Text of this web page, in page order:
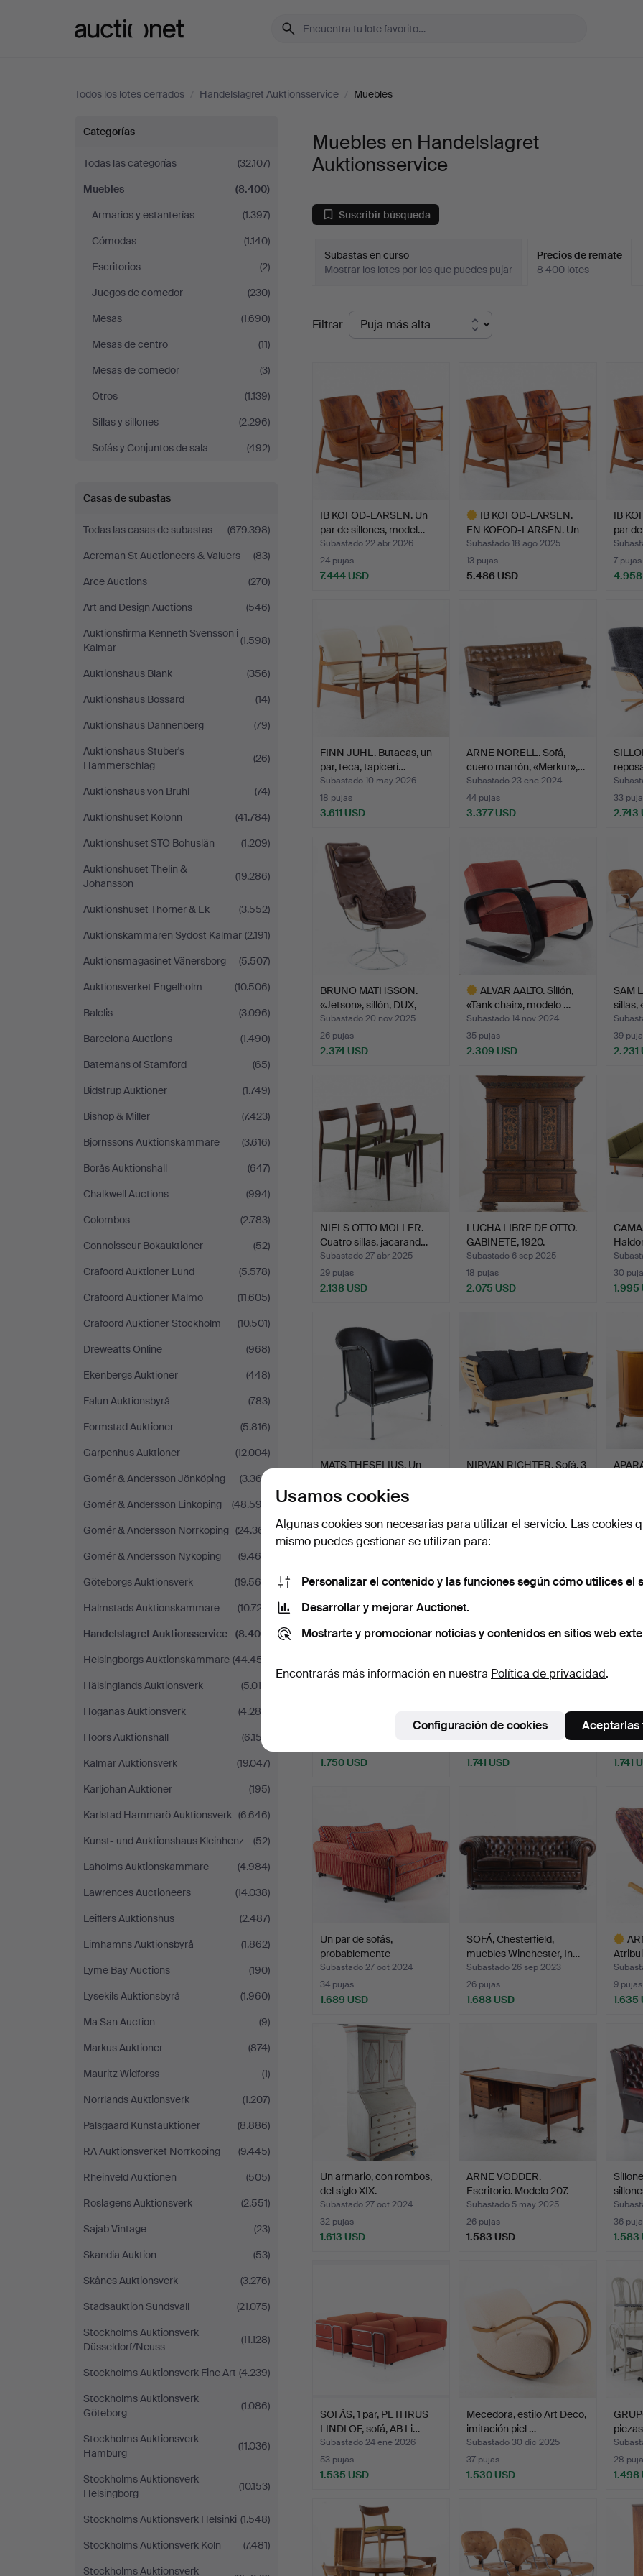
Todos los lotes cerrados / Handelslagret Auktionsservice / Muebles
Muebles
en
Handelslagret
Auktionsservice
Categorías
Todas las categorías
(32.107)
Muebles
(8.400)
Armarios y estanterías
(1.397)
Cómodas
(1.140)
Escritorios
(2)
Juegos de comedor
(230)
Mesas
(1.690)
Mesas de centro
(11)
Mesas de comedor
(3)
Otros
(1.139)
Sillas y sillones
(2.296)
Sofás y Conjuntos de sala
(492)
Casas de subastas
Todas las casas de subastas
(679.398)
Acreman St Auctioneers & Valuers
(83)
Arce Auctions
(270)
Art and Design Auctions
(546)
Auktionsfirma Kenneth Svensson i
Kalmar
(1.598)
Auktionshaus Blank
(356)
Auktionshaus Bossard
(14)
Auktionshaus Dannenberg
(79)
Auktionshaus Stuber's
Hammerschlag
(26)
Auktionshaus von Brühl
(74)
Auktionshuset Kolonn
(41.784)
Auktionshuset STO Bohuslän
(1.209)
Auktionshuset Thelin &
Johansson
(19.286)
Auktionshuset Thörner & Ek
(3.552)
Auktionskammaren Sydost Kalmar (2.191)
Auktionsmagasinet Vänersborg
(5.507)
Auktionsverket Engelholm
(10.506)
Balclis
(3.096)
Barcelona Auctions
(1.490)
Batemans of Stamford
(65)
Bidstrup Auktioner
(1.749)
Bishop & Miller
(7.423)
Björnssons Auktionskammare
(3.616)
Borås Auktionshall
(647)
Chalkwell Auctions
(994)
Colombos
(2.783)
Connoisseur Bokauktioner
(52)
Crafoord Auktioner Lund
(5.578)
Crafoord Auktioner Malmö
(11.605)
Crafoord Auktioner Stockholm
(10.501)
Dreweatts Online
(968)
Ekenbergs Auktioner
(448)
Falun Auktionsbyrå
(783)
Formstad Auktioner
(5.816)
Garpenhus Auktioner
(12.004)
Gomér & Andersson Jönköping
(3.363)
Gomér & Andersson Linköping
(48.592)
Gomér & Andersson Norrköping (24.361)
Gomér & Andersson Nyköping
(9.465)
Göteborgs Auktionsverk
(19.565)
Halmstads Auktionskammare
(10.722)
Handelslagret Auktionsservice
(8.400)
Helsingborgs Auktionskammare (44.457)
Hälsinglands Auktionsverk
(5.018)
Höganäs Auktionsverk
(4.288)
Höörs Auktionshall
(6.152)
Kalmar Auktionsverk
(19.047)
Karljohan Auktioner
(195)
Karlstad Hammarö Auktionsverk (6.646)
Kunst- und Auktionshaus Kleinhenz
(52)
Laholms Auktionskammare
(4.984)
Lawrences Auctioneers
(14.038)
Leiflers Auktionshus
(2.487)
Limhamns Auktionsbyrå
(1.862)
Lyme Bay Auctions
(190)
Lysekils Auktionsbyrå
(1.960)
Ma San Auction
(9)
Markus Auktioner
(874)
Mauritz Widforss
(1)
Norrlands Auktionsverk
(1.207)
Palsgaard Kunstauktioner
(8.886)
RA Auktionsverket Norrköping
(9.445)
Rheinveld Auktionen
(505)
Roslagens Auktionsverk
(2.551)
Sajab Vintage
(23)
Skandia Auktion
(53)
Skånes Auktionsverk
(3.276)
Stadsauktion Sundsvall
(21.075)
Stockholms Auktionsverk
Düsseldorf/Neuss
(11.128)
Stockholms Auktionsverk Fine Art (4.239)
Stockholms Auktionsverk
Göteborg
(1.086)
Stockholms Auktionsverk
Hamburg
(11.036)
Stockholms Auktionsverk
Helsingborg
(10.153)
Stockholms Auktionsverk Helsinki (1.548)
Stockholms Auktionsverk Köln
(7.481)
Stockholms Auktionsverk
Muebles en Handelslagret
Auktionsservice
Suscribir búsqueda
Subastas en curso
Mostrar los lotes por los que puedes pujar
Precios de remate
8 400 lotes
Precios
de
Filtrar
IB KOFOD-LARSEN. Un
par de sillones, model…
Subastado 22 abr 2026
24 pujas
7.444 USD
IB KOFOD-LARSEN.
EN KOFOD-LARSEN. Un
par d…
Subastado 18 ago 2025
13 pujas
5.486 USD
IB
par
7 pujas
4.958
FINN JUHL. Butacas, un
par, teca, tapicerí…
Subastado 10 may 2026
18 pujas
3.611 USD
ARNE NORELL. Sofá,
cuero marrón, «Merkur»,…
Subastado 23 ene 2024
44 pujas
3.377 USD
Ja…
33
2.743
BRUNO MATHSSON.
«Jetson», sillón, DUX,
mod…
Subastado 20 nov 2025
26 pujas
2.374 USD
ALVAR AALTO. Sillón,
«Tank chair», modelo …
Subastado 14 nov 2024
35 pujas
2.309 USD
seleccionado
SAM
sillas,
39
2.231
NIELS OTTO MOLLER.
Cuatro sillas, jacarand…
Subastado 27 abr 2025
29 pujas
2.138 USD
LUCHA LIBRE DE OTTO.
GABINETE, 1920.
Subastado 6 sep 2025
18 pujas
2.075 USD
30
1.995
MATS THESELIUS. Un
Subastado 20 nov 2025
1.899 USD
NIRVAN RICHTER. Sofá, 3
1.873 USD
con
1.837
1.750 USD
segun…
Subastado 9 oct 2023
1.741 USD 1.741
Un par de sofás,
probablemente
pertenecien…
Subastado 27 oct 2024
34 pujas
1.689 USD
SOFÁ, Chesterfield,
muebles Winchester, In…
Subastado 26 sep 2023
26 pujas
1.688 USD
«M…
9 pujas
1.635
Un armario, con rombos,
del siglo XIX.
Subastado 27 oct 2024
32 pujas
1.613 USD
ARNE VODDER.
Escritorio. Modelo 207.
Sibas…
Subastado 5 may 2025
26 pujas
1.583 USD
36
1.583
SOFÁS, 1 par, PETHRUS
LINDLÖF, sofá, AB Li…
Subastado 24 ene 2026
53 pujas
1.535 USD
Mecedora, estilo Art Deco,
imitación piel …
Subastado 30 dic 2025
37 pujas
1.530 USD
28
1.498
Usamos cookies
Algunas cookies son necesarias para utilizar el servicio. Las cookies
mismo puedes gestionar se utilizan para:
Personalizar el contenido y las funciones según cómo utilices el
Desarrollar y mejorar Auctionet.
Mostrarte y promocionar noticias y contenidos en sitios web
Encontrarás más información en nuestra Política de privacidad.
Configuración de cookies Aceptarlas